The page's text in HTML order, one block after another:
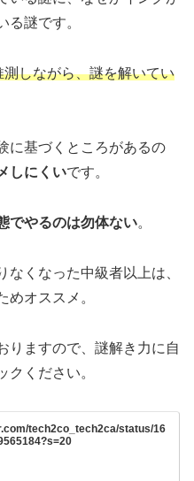
る謎です。
測しながら、謎を解いてい
に基づくところがあるの
しにくいです。
でやるのは勿体ない。
くなった中級者以上は、
めオススメ。
りますので、謎解き力に自
クください。
tech2co_tech2ca/status/16